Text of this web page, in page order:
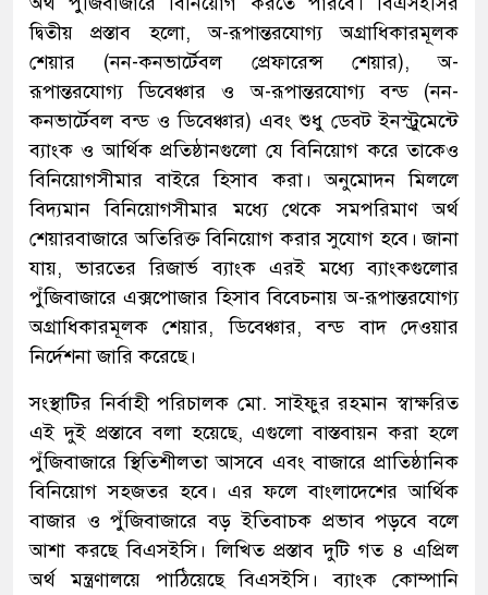
দ্বিতীয় প্রস্তাব হলো, অ-রূপান্তরযোগ্য অগ্রাধিকারমূলক
শেয়ার (নন-কনভার্টেবল প্রেফারেন্স শেয়ার), অ-
রূপান্তরযোগ্য ডিবেঞ্চার ও অ-রূপান্তরযোগ্য বন্ড (নন-
কনভার্টেবল বন্ড ও ডিবেঞ্চার) এবং শুধু ডেব্ট ইনস্ট্রুমেন্টে
ব্যাংক ও আর্থিক প্রতিষ্ঠানগুলো যে বিনিয়োগ করে তাকেও
বিনিয়োগসীমার বাইরে হিসাব করা। অনুমোদন মিললে
বিদ্যমান বিনিয়োগসীমার মধ্যে থেকে সমপরিমাণ অর্থ
শেয়ারবাজারে অতিরিক্ত বিনিয়োগ করার সুযোগ হবে। জানা
যায়, ভারতের রিজার্ভ ব্যাংক এরই মধ্যে ব্যাংকগুলোর
পুঁজিবাজারে এক্সপোজার হিসাব বিবেচনায় অ-রূপান্তরযোগ্য
অগ্রাধিকারমূলক শেয়ার, ডিবেঞ্চার, বন্ড বাদ দেওয়ার
নির্দেশনা জারি করেছে।
সংস্থাটির নির্বাহী পরিচালক মো. সাইফুর রহমান স্বাক্ষরিত
এই দুই প্রস্তাবে বলা হয়েছে, এগুলো বাস্তবায়ন করা হলে
পুঁজিবাজারে স্থিতিশীলতা আসবে এবং বাজারে প্রাতিষ্ঠানিক
বিনিয়োগ সহজতর হবে। এর ফলে বাংলাদেশের আর্থিক
বাজার ও পুঁজিবাজারে বড় ইতিবাচক প্রভাব পড়বে বলে
আশা করছে বিএসইসি। লিখিত প্রস্তাব দুটি গত ৪ এপ্রিল
অর্থ মন্ত্রণালয়ে পাঠিয়েছে বিএসইসি। ব্যাংক কোম্পানি